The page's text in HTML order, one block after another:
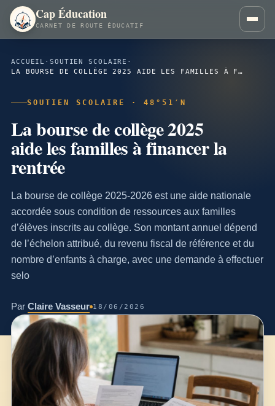
Cap Éducation
CARNET DE ROUTE ÉDUCATIF
ACCUEIL ·SOUTIEN SCOLAIRE ·
LA BOURSE DE COLLÈGE 2025 AIDE LES FAMILLES À FINANCER LA RENTRÉE
SOUTIEN SCOLAIRE · 48°51′N
La bourse de collège 2025
aide les familles à financer la
rentrée
La bourse de collège 2025-2026 est une aide nationale
accordée sous condition de ressources aux familles
d’élèves inscrits au collège. Son montant annuel dépend
de l’échelon attribué, du revenu fiscal de référence et du
nombre d’enfants à charge, avec une demande à effectuer
selo
Par Claire Vasseur 18/06/2026